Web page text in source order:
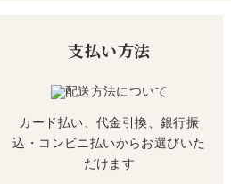
支払い方法
カード払い、代金引換、銀行振
込・コンビニ払いからお選びいた
だけます